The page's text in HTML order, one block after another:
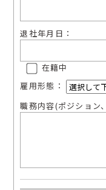
退社年⽉⽇：
在籍中
雇⽤形態：
職務内容(ポジション